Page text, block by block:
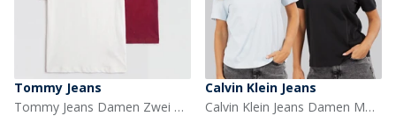
Tommy Jeans
Tommy Jeans Damen Zwei Pack T Shirts Ecru/Lavish Cerise
Calvin Klein Jeans
Calvin Klein Jeans Damen Monologo Doppelpack V-Ausschnitt T-Shirts Plein Air/Schwarz